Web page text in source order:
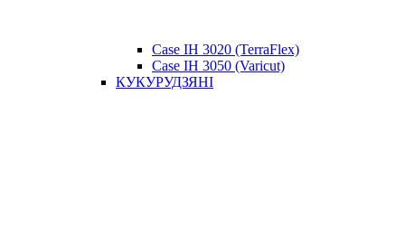
Case IH 3020 (TerraFlex)
Case IH 3050 (Varicut)
КУКУРУДЗЯНІ